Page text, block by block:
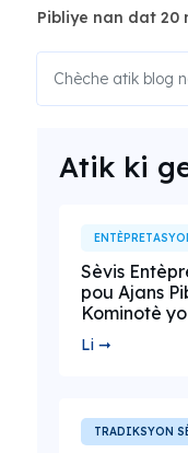
Pibliye nan dat 20
Atik ki
Sèvis
pou Ajans
Kominotè yo
Li ➞
TRADIKSYON